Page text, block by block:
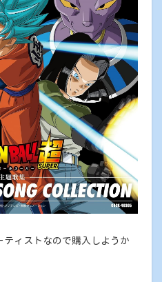
ィストなので購入しようか